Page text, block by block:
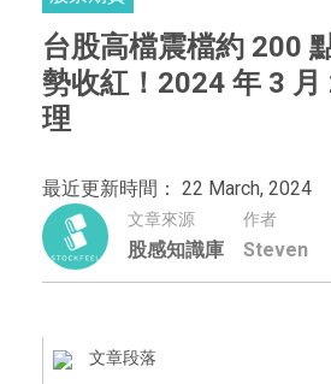
台股高檔震檔約 200
勢收紅！2024 年 3 月
理
最近更新時間： 22 March, 2024
文章來源
股感知識庫
作者
Steven
文章段落